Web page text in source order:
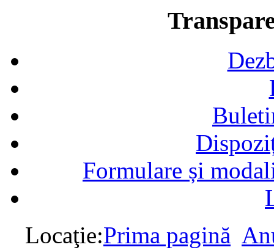
Formulare și
Locaţie:Prima pagină